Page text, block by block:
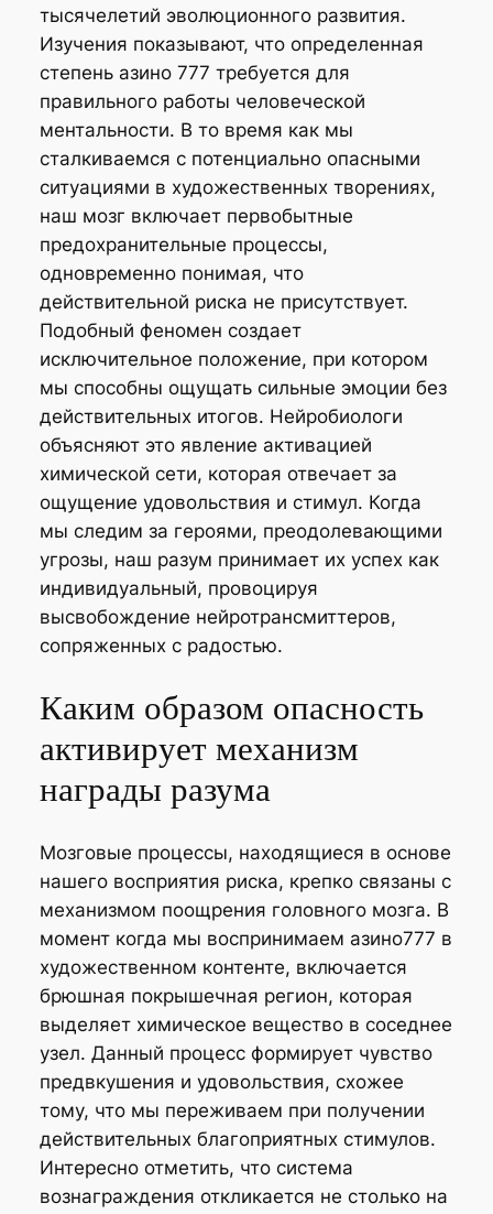
тысячелетий эволюционного развития.
Изучения показывают, что определенная
степень азино 777 требуется для
правильного работы человеческой
ментальности. В то время как мы
сталкиваемся с потенциально опасными
ситуациями в художественных творениях,
наш мозг включает первобытные
предохранительные процессы,
одновременно понимая, что
действительной риска не присутствует.
Подобный феномен создает
исключительное положение, при котором
мы способны ощущать сильные эмоции без
действительных итогов. Нейробиологи
объясняют это явление активацией
химической сети, которая отвечает за
ощущение удовольствия и стимул. Когда
мы следим за героями, преодолевающими
угрозы, наш разум принимает их успех как
индивидуальный, провоцируя
высвобождение нейротрансмиттеров,
сопряженных с радостью.
Каким образом опасность
активирует механизм
награды разума
Мозговые процессы, находящиеся в основе
нашего восприятия риска, крепко связаны с
механизмом поощрения головного мозга. В
момент когда мы воспринимаем азино777 в
художественном контенте, включается
брюшная покрышечная регион, которая
выделяет химическое вещество в соседнее
узел. Данный процесс формирует чувство
предвкушения и удовольствия, схожее
тому, что мы переживаем при получении
действительных благоприятных стимулов.
Интересно отметить, что система
вознаграждения откликается не столько на